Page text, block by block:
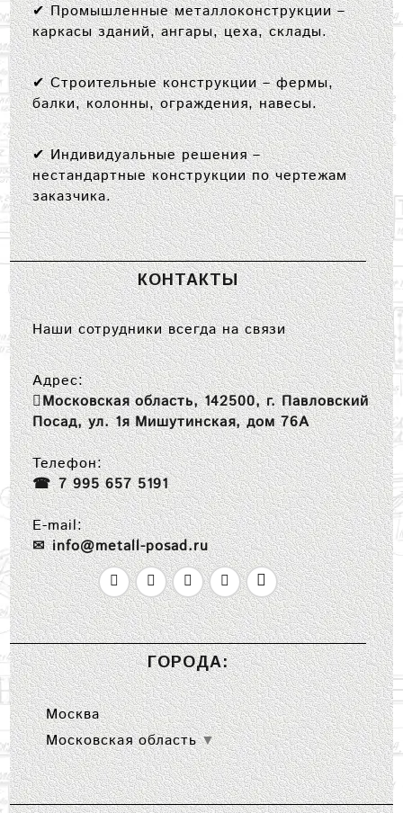
✔Промышленные металлоконструкции–
каркасы зданий, ангары, цеха, склады.
✔Строительные конструкции– фермы,
балки, колонны, ограждения, навесы.
✔Индивидуальные решения–
нестандартные конструкции по чертежам
заказчика.
КОНТАКТЫ
Наши сотрудники всегда на связи
Адрес:
Московская область, 142500, г. Павловский
Посад, ул. 1я Мишутинская, дом 76А
Телефон:
7 995 657 5191
E-mail:
info@metall-posad.ru
ГОРОДА:
Москва
Московская область ▼